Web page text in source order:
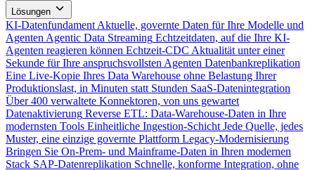
Lösungen
KI-Datenfundament Aktuelle, governte Daten für Ihre Modelle und
Agenten Agentic Data Streaming Echtzeitdaten, auf die Ihre KI-
Agenten reagieren können Echtzeit-CDC Aktualität unter einer
Sekunde für Ihre anspruchsvollsten Agenten Datenbankreplikation
Eine Live-Kopie Ihres Data Warehouse ohne Belastung Ihrer
Produktionslast, in Minuten statt Stunden SaaS-Datenintegration
Über 400 verwaltete Konnektoren, von uns gewartet
Datenaktivierung Reverse ETL: Data-Warehouse-Daten in Ihre
modernsten Tools Einheitliche Ingestion-Schicht Jede Quelle, jedes
Muster, eine einzige governte Plattform Legacy-Modernisierung
Bringen Sie On-Prem- und Mainframe-Daten in Ihren modernen
Stack SAP-Datenreplikation Schnelle, konforme Integration, ohne